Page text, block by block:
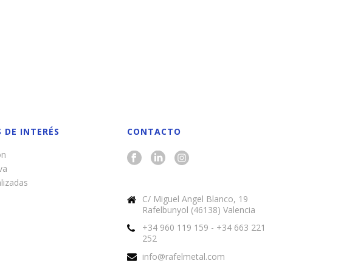
DE INTERÉS
CONTACTO
C/ Miguel Angel Blanco, 19
Rafelbunyol (46138) Valencia
+34 960 119 159 - +34 663 221
252
info@rafelmetal.com